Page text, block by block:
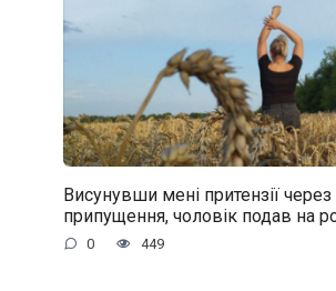
Висунувши мені притензії через
припущення, чоловік подав на
0 449